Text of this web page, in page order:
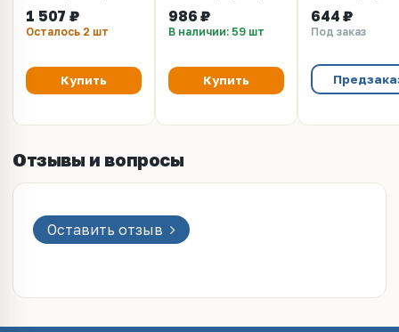
(41X0917/40X9108)
1 507 ₽
Осталось 2 шт
Купить
986 ₽
В наличии: 59 шт
Купить
644 ₽
Под заказ
Отзывы и вопросы
Оставить отзыв